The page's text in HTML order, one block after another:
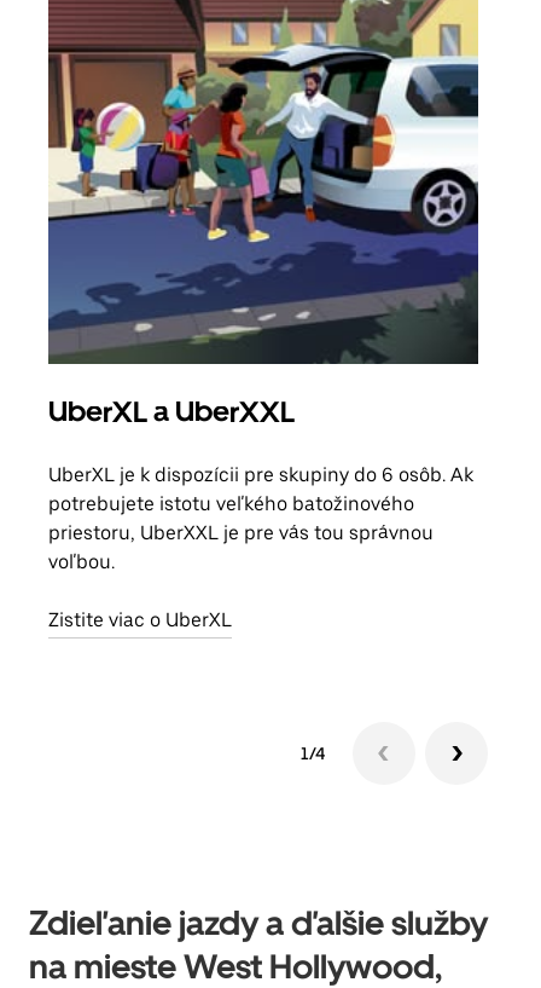
UberXL a UberXXL
UberXL je k dispozícii pre skupiny do 6 osôb. Ak
potrebujete istotu veľkého batožinového
priestoru, UberXXL je pre vás tou správnou
voľbou.
Zistite viac o UberXL
1/4
Zdieľanie jazdy a ďalšie služby
na mieste West Hollywood,